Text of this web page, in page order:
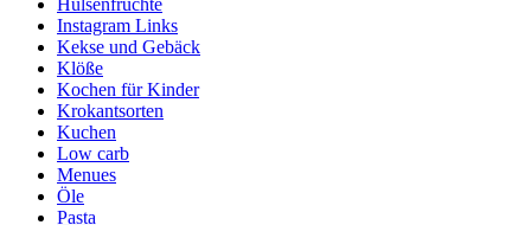
Hülsenfrüchte
Instagram Links
Kekse und Gebäck
Klöße
Kochen für Kinder
Krokantsorten
Kuchen
Low carb
Menues
Öle
Pasta